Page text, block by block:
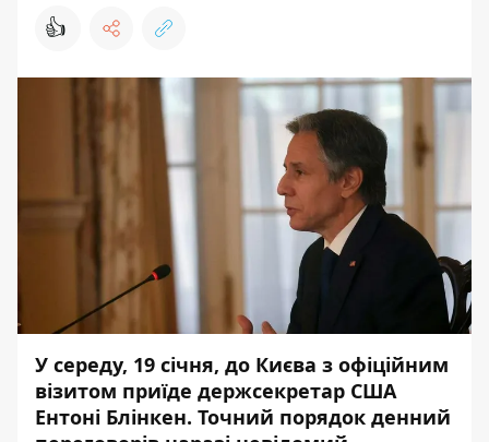
👍
У середу, 19 січня, до Києва з офіційним
візитом приїде держсекретар США
Ентоні Блінкен. Точний порядок денний